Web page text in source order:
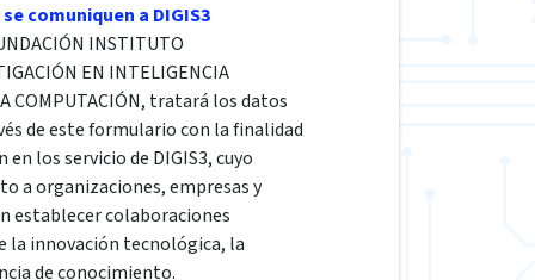
comuniquen a DIGIS3
INSTITUTO
EN INTELIGENCIA
COMPUTACIÓN, tratará los datos
de este formulario con la finalidad
los servicio de DIGIS3, cuyo
a organizaciones, empresas y
establecer colaboraciones
la innovación tecnológica, la
de conocimiento.